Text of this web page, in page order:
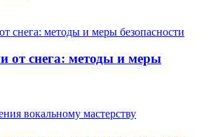
от снега: методы и меры